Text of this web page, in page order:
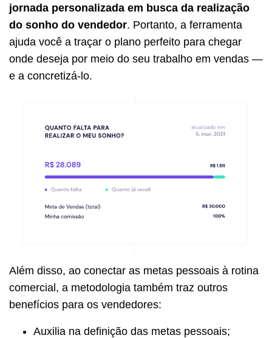
jornada personalizada em busca da realização
do sonho do vendedor. Portanto, a ferramenta
ajuda você a traçar o plano perfeito para chegar
onde deseja por meio do seu trabalho em vendas —
e a concretizá-lo.
Além disso, ao conectar as metas pessoais à rotina
comercial, a metodologia também traz outros
benefícios para os vendedores:
Auxilia na definição das metas pessoais;